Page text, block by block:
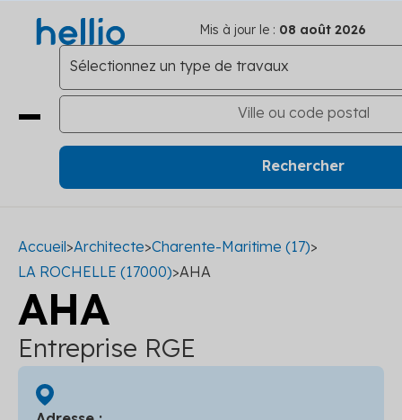
Mis à jour le : 08 août 2026
Accueil>Architecte>Charente-Maritime (17)>
LA ROCHELLE (17000)>AHA
AHA
Entreprise RGE